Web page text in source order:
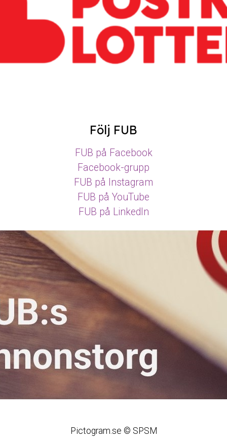
Följ FUB
FUB på Facebook
Facebook-grupp
FUB på Instagram
FUB på YouTube
FUB på LinkedIn
Pictogram.se © SPSM